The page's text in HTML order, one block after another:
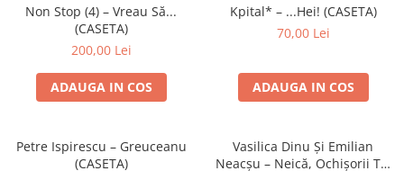
Viniluri Românești
Colecția Electrecord
Non Stop (4) – Vreau Să...
(CASETA)
200,00 Lei
ADAUGA IN COS
Kpital* – ...Hei! (CASETA)
70,00 Lei
ADAUGA IN COS
Petre Ispirescu – Greuceanu
(CASETA)
Vasilica Dinu Și Emilian
Neacșu – Neică, Ochișorii Tăi